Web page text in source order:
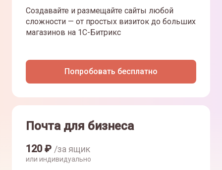
Создавайте и размещайте сайты любой
сложности — от простых визиток до больших
магазинов на 1С-Битрикс
Попробовать бесплатно
Почта для бизнеса
120₽ /за ящик
или индивидуально